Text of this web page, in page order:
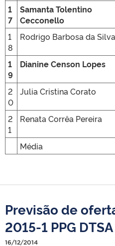
1
7
Samanta Tolentino
Cecconello
1
8
Rodrigo Barbosa da Silva
1
9
Dianine Censon Lopes
2
0
Julia Cristina Corato
2
1
Renata Corrêa Pereira
Média
Previsão de
2015-1 PPG DTSA
16/12/2014